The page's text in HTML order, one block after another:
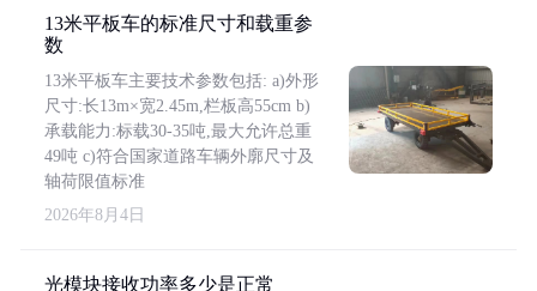
13米平板车的标准尺寸和载重参
数
13米平板车主要技术参数包括: a)外形
尺寸:长13m×宽2.45m,栏板高55cm b)
承载能力:标载30-35吨,最大允许总重
49吨 c)符合国家道路车辆外廓尺寸及
轴荷限值标准
2026年8月4日
光模块接收功率多少是正常